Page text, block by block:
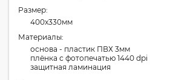
Размер:
400x330мм
Материалы:
основа - пластик ПВХ 3мм
плёнка с фотопечатью 1440 dpi
защитная ламинация